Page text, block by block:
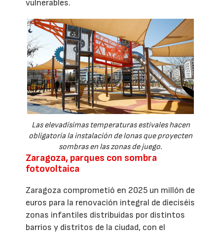
vulnerables.
Las elevadísimas temperaturas estivales hacen
obligatoria la instalación de lonas que proyecten
sombras en las zonas de juego.
Zaragoza, parques con sombra
fotovoltaica
Zaragoza comprometió en 2025 un millón de
euros para la renovación integral de dieciséis
zonas infantiles distribuidas por distintos
barrios y distritos de la ciudad, con el